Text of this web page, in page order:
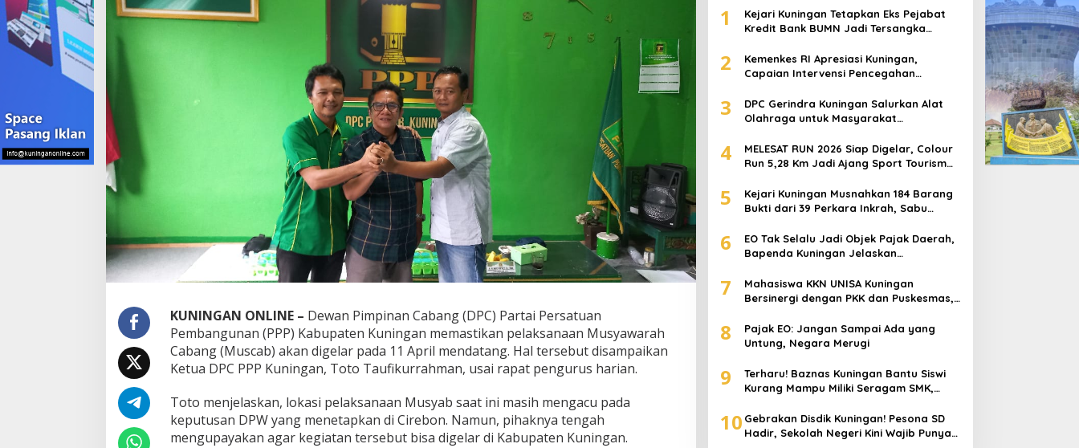
KUNINGAN ONLINE – Dewan Pimpinan Cabang (DPC) Partai Persatuan
Pembangunan (PPP) Kabupaten Kuningan memastikan pelaksanaan Musyawarah
Cabang (Muscab) akan digelar pada 11 April mendatang. Hal tersebut disampaikan
Ketua DPC PPP Kuningan, Toto Taufikurrahman, usai rapat pengurus harian.
Toto menjelaskan, lokasi pelaksanaan Musyab saat ini masih mengacu pada
keputusan DPW yang menetapkan di Cirebon. Namun, pihaknya tengah
mengupayakan agar kegiatan tersebut bisa digelar di Kabupaten Kuningan.
1
Kejari Kuningan Tetapkan Eks Pejabat
Kredit Bank BUMN Jadi Tersangka
2
Kemenkes RI Apresiasi Kuningan,
Capaian Intervensi Pencegahan
3
DPC Gerindra Kuningan Salurkan Alat
Olahraga untuk Masyarakat
Generasi Muda
4
MELESAT RUN 2026 Siap Digelar, Colour
Run 5,28 Km Jadi Ajang Sport Tourism
5
Kejari Kuningan Musnahkan 184 Barang
Bukti dari 39 Perkara Inkrah, Sabu
6
EO Tak Selalu Jadi Objek Pajak Daerah,
Bapenda Kuningan Jelaskan
7
Mahasiswa KKN UNISA Kuningan
Bersinergi dengan PKK dan Puskesmas,
hingga Perawatan Lansia
8
Pajak EO: Jangan Sampai Ada yang
Untung, Negara Merugi
9
Terharu! Baznas Kuningan Bantu Siswi
Kurang Mampu Miliki Seragam SMK,
Padam
10 Gebrakan Disdik Kuningan! Pesona SD
Hadir, Sekolah Negeri Kini Wajib Punya